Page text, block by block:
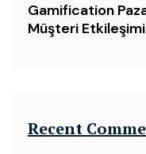
Gamification
Müşteri
Recent